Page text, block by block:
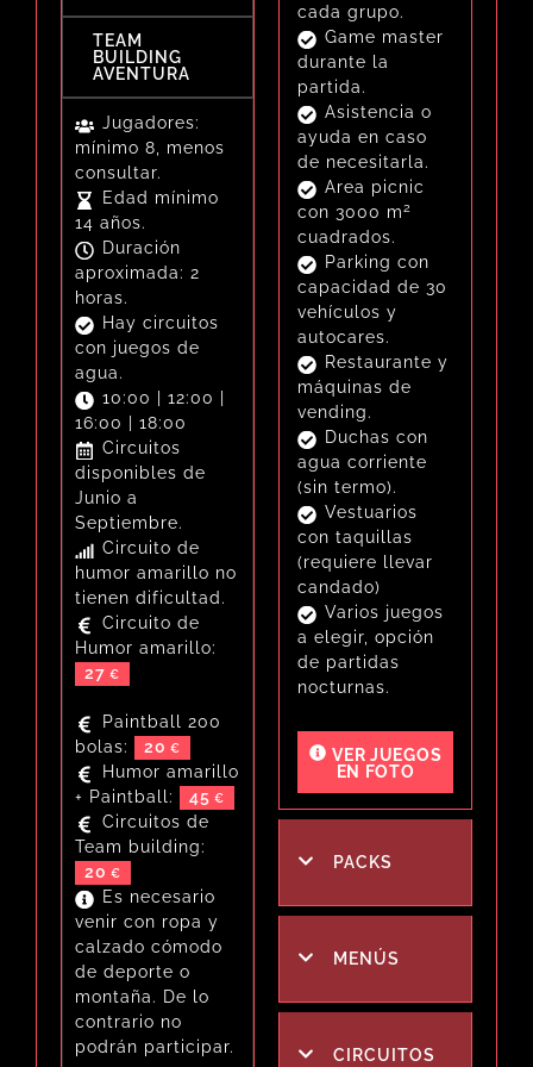
Estrella que te
incluye esta
actividad y
con espectáculos
más divertida,
«La Cena de los
Locos».
TEAM
BUILDING
AVENTURA
Jugadores:
mínimo 8, menos
consultar.
Edad mínimo
14 años.
Duración
aproximada: 2
horas.
Hay circuitos
con juegos de
agua.
10:00 | 12:00 |
16:00 | 18:00
Circuitos
disponibles de
Junio a
Septiembre.
Circuito de
humor amarillo no
tienen dificultad.
Circuito de
Humor amarillo:
27
Paintball 200
bolas:
20
Humor amarillo
+ Paintball:
45
Circuitos de
Team building:
20
Es necesario
venir con ropa y
calzado cómodo
de deporte o
montaña. De lo
contrario no
podrán participar.
cada grupo.
Game master
durante la
partida.
Asistencia o
ayuda en caso
de necesitarla.
Area picnic
con 3000 m2
cuadrados.
Parking con
capacidad de 30
vehículos y
autocares.
Restaurante y
máquinas de
vending.
Duchas con
agua corriente
(sin termo).
Vestuarios
con taquillas
(requiere llevar
candado)
Varios juegos
a elegir, opción
de partidas
nocturnas.
VER JUEGOS
EN FOTO
PACKS
MENÚS
CIRCUITOS
además la cena
con espectáculos
más divertida,
«La Cena de los
Locos».
14 años.
Duración
aproximada: 1
Hay circuitos
con juegos de
agua en verano.
10:00 | 11:30 |
13:00 | 16:00 |
17:30 y 19:00
horas.
Circuitos
disponibles de
mayo a
septiembre.
Circuito de
humor amarillo no
tienen dificultad.
Circuito de
Humor amarillo:
27
Paintball 200
bolas:
20
Paintball 400
bolas: 25
Pack: Humor
amarillo +
bolas:
45
Pack: Humor
amarillo + Archery
combat: 45
Pack: Humor
amarillo + Bubble
fotball:
PIDE
PRESUPUESTO
GRATIS
RESPUESTA
RÁPIDA
Game master
durante la
partida.
Area picnic.
aparcamiento y
recepción.
Cafetería con
zona snacks.
Duchas con
agua corriente
(sin termo).
con taquillas
(requiere llevar
candado)
Opción de
partidas
nocturnas.
VER JUEGOS
EN FOTO
CIRCUITOS
JUEGOS
CONDICIONES
UBICACIÓN